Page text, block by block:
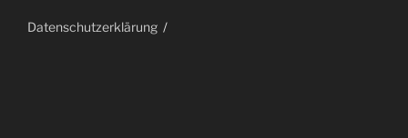
Datenschutzerklärung